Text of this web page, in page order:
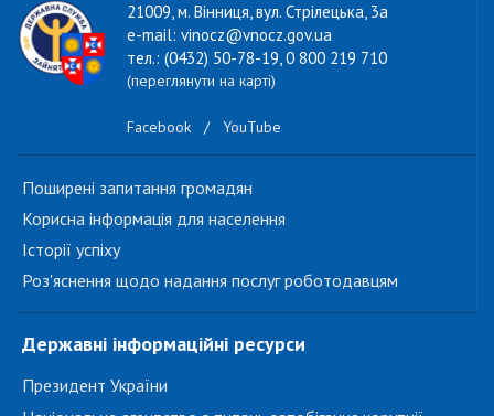
21009, м. Вінниця, вул. Стрілецька, 3а
e-mail: vinocz@vnocz.gov.ua
тел.: (0432) 50-78-19, 0 800 219 710
(переглянути на карті)
Facebook / YouTube
Поширені запитання громадян
Корисна інформація для населення
Історії успіху
Роз'яснення щодо надання послуг роботодавцям
Державні інформаційні ресурси
Президент України